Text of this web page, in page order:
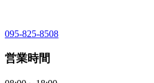
095-825-8508
営業時間